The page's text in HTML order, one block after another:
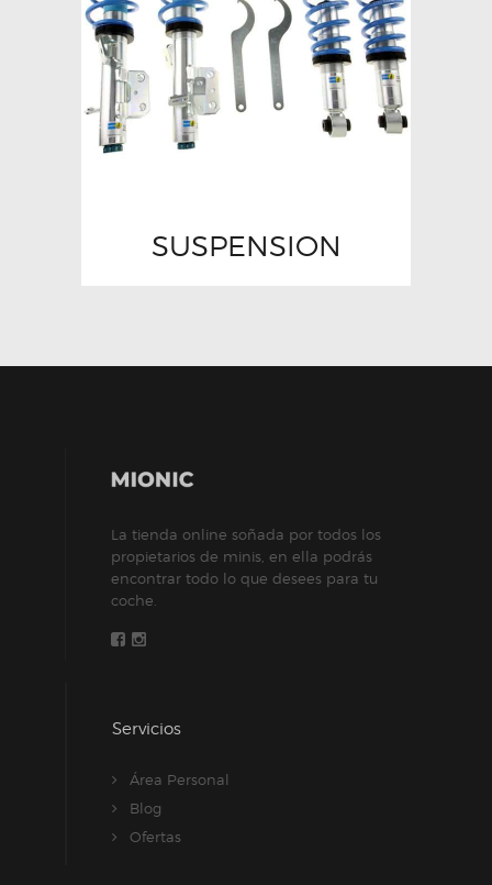
SUSPENSION
La tienda online soñada por todos los
propietarios de minis, en ella podrás
encontrar todo lo que desees para tu
coche.
Servicios
Área Personal
Blog
Ofertas